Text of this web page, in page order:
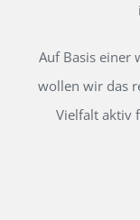
Auf Basis einer
wollen wir das
Vielfalt aktiv